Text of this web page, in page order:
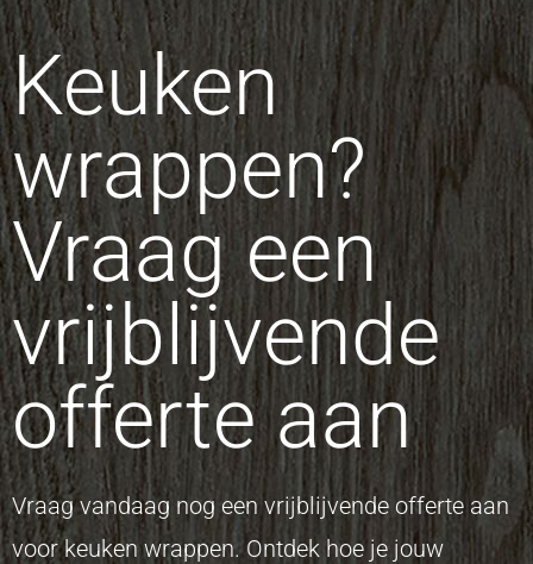
Keuken
wrappen?
Vraag een
vrijblijvende
offerte aan
Vraag vandaag nog een vrijblijvende offerte aan
voor keuken wrappen. Ontdek hoe je jouw